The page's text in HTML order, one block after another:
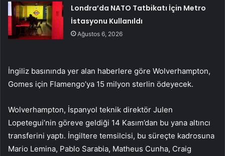
Londra’da NATO Tatbikatı İçin Metro
İstasyonu Kullanıldı
Ağustos 6, 2026
İngiliz basınında yer alan haberlere göre Wolverhampton,
Gomes için Flamengo’ya 15 milyon sterlin ödeyecek.
Wolverhampton, İspanyol teknik direktör Julen
Lopetegui’nin göreve geldiği 14 Kasım’dan bu yana altıncı
transferini yaptı. İngiltere temsilcisi, bu süreçte kadrosuna
Mario Lemina, Pablo Sarabia, Matheus Cunha, Craig